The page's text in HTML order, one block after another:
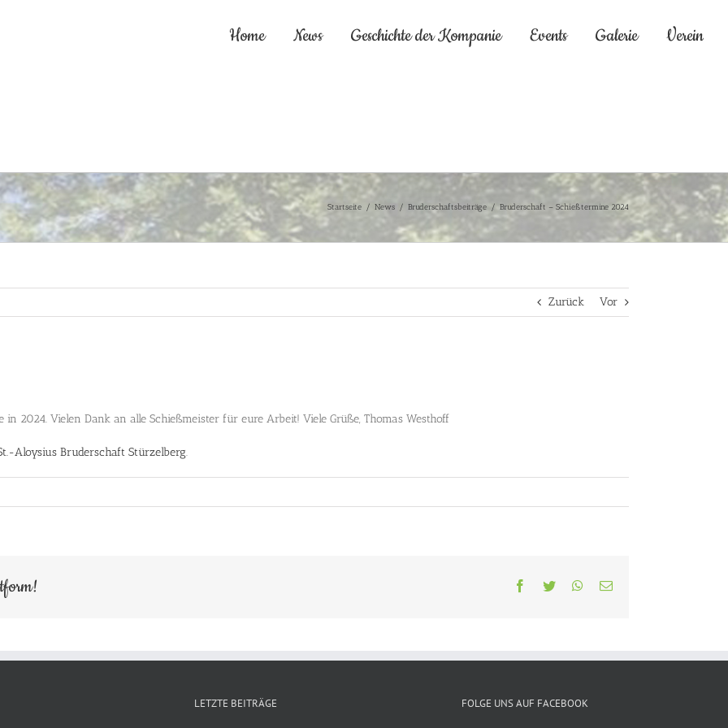
Home News Geschichte der Kompanie Events Galerie Verein
Startseite / News / Bruderschaftsbeiträge / Bruderschaft – Schießtermine 2024
Zurück Vor
2024. Vielen Dank an alle Schießmeister für eure Arbeit! Viele Grüße, Thomas Westhoff
Aloysius Bruderschaft Stürzelberg.
Facebook
Twitter WhatsApp
E-
LETZTE BEITRÄGE FOLGE UNS AUF FACEBOOK